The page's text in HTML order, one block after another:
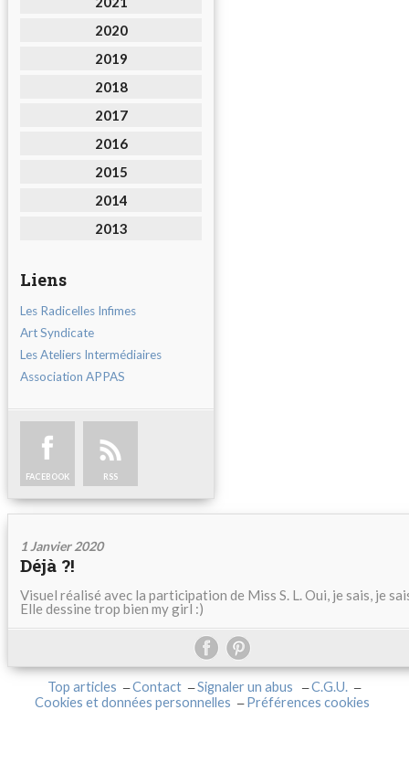
2020
2019
2018
2017
2016
2015
2014
2013
Liens
Les Radicelles Infimes
Art Syndicate
Les Ateliers Intermédiaires
Association APPAS
FACEBOOK RSS
1 Janvier 2020
Déjà ?!
Visuel réalisé avec la participation de Miss S. L. Oui, je sais, je
Elle dessine trop bien my girl :)
Top articles Contact Signaler un abus
C.G.U.
Cookies et données personnelles
Préférences cookies